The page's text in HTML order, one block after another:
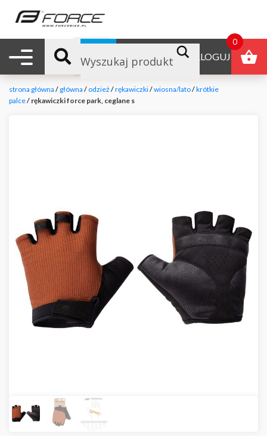
Nawigacja mobilna ZALOGUJ
B2B
strona główna / główna / odzież /rękawiczki/wiosna/lato/krótkie
palce/ rękawiczki force park, ceglane s
0